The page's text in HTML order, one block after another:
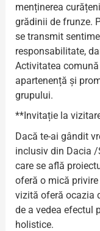
menținerea
grădinii de frunze.
se transmit
responsabilitate,
Activitatea
apartenență și
grupului.
**Invitație la
Dacă te-ai gândit
inclusiv din Dacia
care se află
oferă o mică
vizită oferă ocazia
de a vedea efectul
holistice.